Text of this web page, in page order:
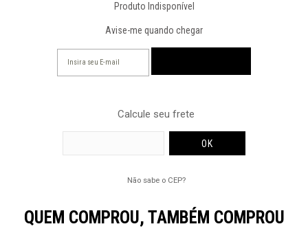
Produto Indisponível
Avise-me quando chegar
Calcule seu frete
Não sabe o CEP?
QUEM COMPROU, TAMBÉM COMPROU